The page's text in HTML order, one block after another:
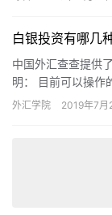
白银投资有哪几
中国外汇查查提供
明： 目前可以操作
国人民银行都要发
外汇学院 2019年7月